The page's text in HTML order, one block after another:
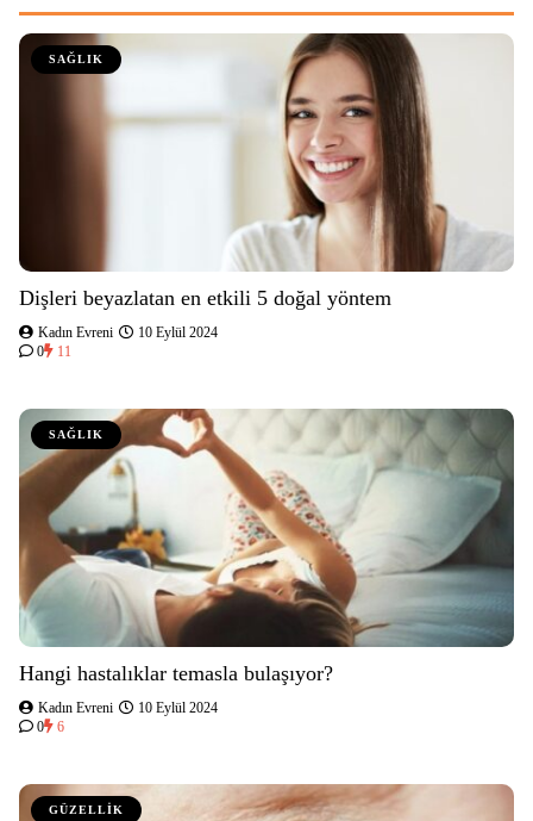
SAĞLIK
Dişleri beyazlatan en etkili 5 doğal yöntem
Kadın Evreni
10 Eylül 2024
0
11
SAĞLIK
Hangi hastalıklar temasla bulaşıyor?
Kadın Evreni
10 Eylül 2024
0
6
GÜZELLİK